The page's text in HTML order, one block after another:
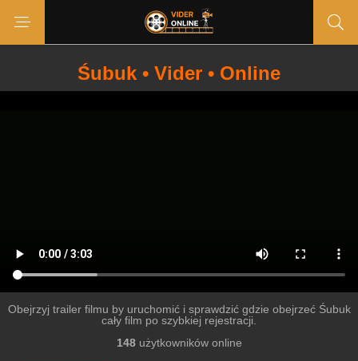
Śubuk • Vider • Online
Obejrzyj trailer filmu by uruchomić i sprawdzić gdzie obejrzeć Śubuk
cały film po szybkiej rejestracji.
148użytkowników online